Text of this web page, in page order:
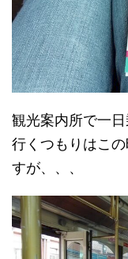
観光案内所で一
行くつもりはこ
すが、、、